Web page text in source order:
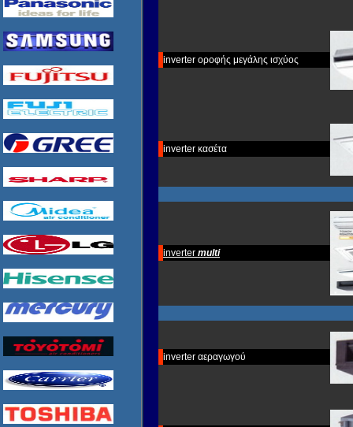
inverter οροφής μεγάλης ισχύος
inverter κασέτα
inverter multi
inverter αεραγωγού